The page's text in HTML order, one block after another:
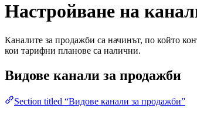
Настройване на
Каналите за продажби са начинът, по който
кои тарифни планове са налични.
Видове канали за продажби
Section titled “Видове канали за продажби”